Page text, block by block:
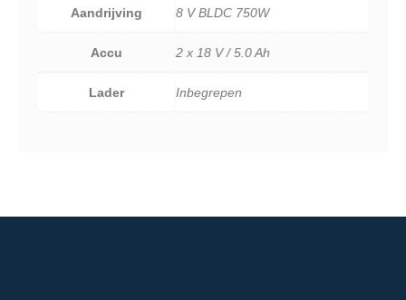
Aandrijving 8 V BLDC 750W
Accu 2 x 18 V / 5.0 Ah
Lader Inbegrepen